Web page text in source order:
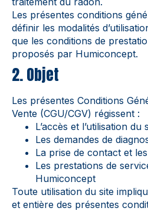
Les présentes conditions
définir les modalités
que les conditions de
proposés par Humiconcept.
2. Objet
Les présentes Conditions
Vente (CGU/CGV) régissent :
L’accès et l’utilisation du
Les demandes de
La prise de contact et
Les prestations de
Humiconcept
Toute utilisation du site
et entière des présentes